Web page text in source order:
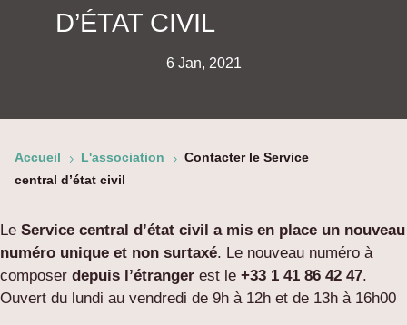
D’ÉTAT CIVIL
6 Jan, 2021
Accueil 5 L'association 5 Contacter le Service
central d’état civil
Le Service central d’état civil a mis en place un nouveau
numéro unique et non surtaxé. Le nouveau numéro à
composer depuis l’étranger est le +33 1 41 86 42 47.
Ouvert du lundi au vendredi de 9h à 12h et de 13h à 16h00